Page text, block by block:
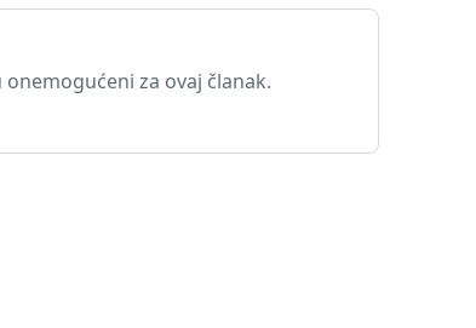
za ovaj članak.